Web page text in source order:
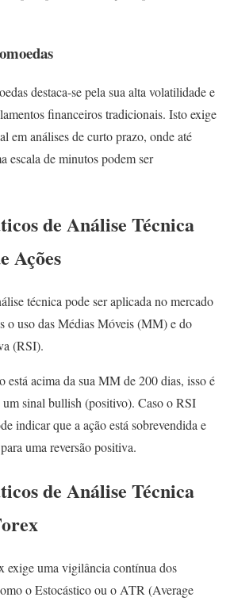
destaca-se pela sua alta volatilidade e
financeiros tradicionais. Isto exige
em análises de curto prazo, onde até
escala de minutos podem ser
de Análise Técnica
Ações
técnica pode ser aplicada no mercado
o uso das Médias Móveis (MM) e do
(RSI).
está acima da sua MM de 200 dias, isso é
sinal bullish (positivo). Caso o RSI
indicar que a ação está sobrevendida e
uma reversão positiva.
de Análise Técnica
exige uma vigilância contínua dos
o Estocástico ou o ATR (Average